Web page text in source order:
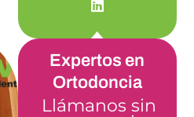
Expertos en
Ortodoncia
Llámanos sin